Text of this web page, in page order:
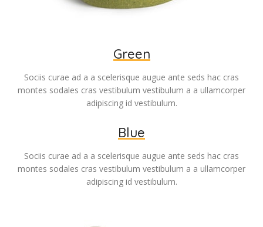
Green
Sociis curae ad a a scelerisque augue ante seds hac cras
montes sodales cras vestibulum vestibulum a a ullamcorper
adipiscing id vestibulum.
Blue
Sociis curae ad a a scelerisque augue ante seds hac cras
montes sodales cras vestibulum vestibulum a a ullamcorper
adipiscing id vestibulum.